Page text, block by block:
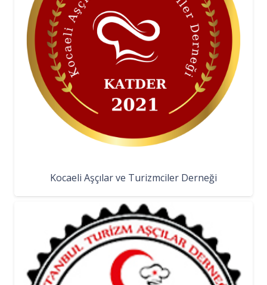
Kocaeli Aşçılar ve Turizmciler Derneği